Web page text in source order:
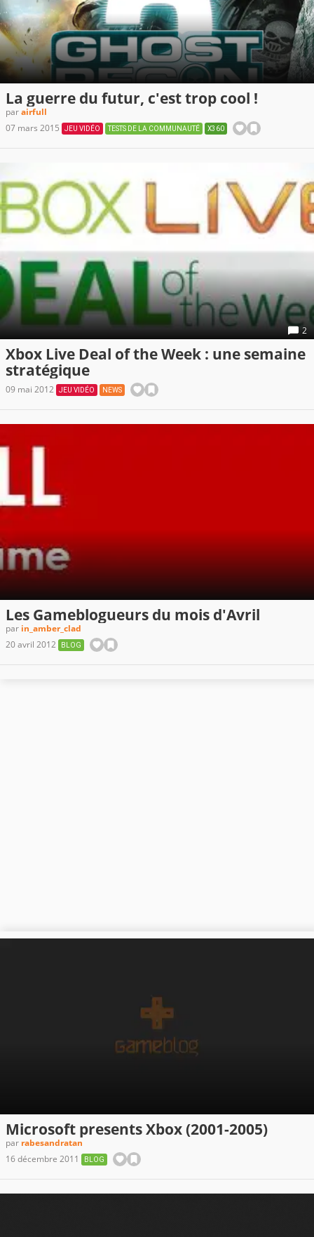
La guerre du futur, c'est trop cool !
parairfull
07 mars 2015
JEU VIDÉO TESTS DE LA COMMUNAUTÉ X360
2
Xbox Live Deal of the Week : une semaine
stratégique
09 mai 2012 JEU VIDÉO NEWS
Les Gameblogueurs du mois d'Avril
par in_amber_clad
20 avril 2012
BLOG
Microsoft presents Xbox (2001-2005)
par rabesandratan
16 décembre 2011
BLOG